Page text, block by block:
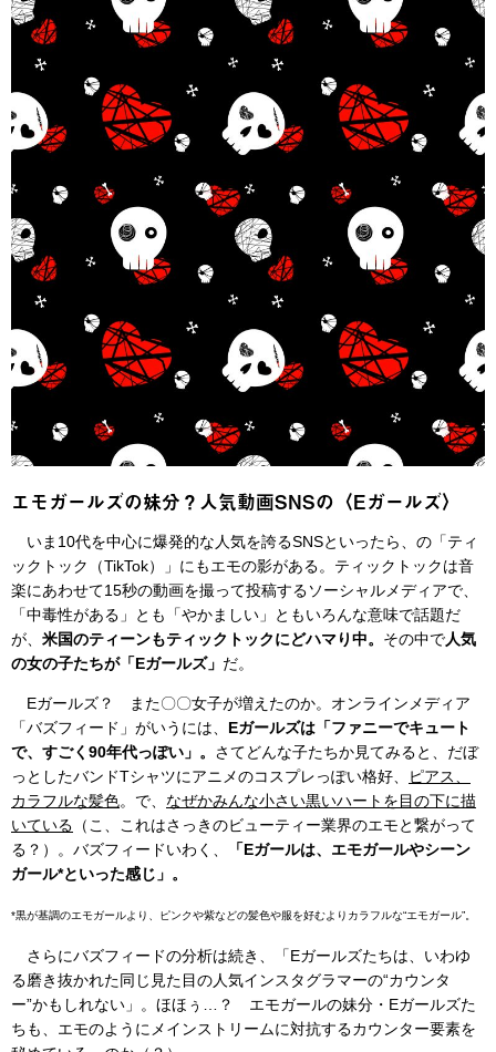
エモガールズの妹分？人気動画SNSの〈Eガールズ〉
いま10代を中心に爆発的な人気を誇るSNSといったら、の「ティ
ックトック（TikTok）」にもエモの影がある。ティックトックは音
楽にあわせて15秒の動画を撮って投稿するソーシャルメディアで、
「中毒性がある」とも「やかましい」ともいろんな意味で話題だ
が、 米国のティーンもティックトックにどハマり中。 その中で人気
の女の子たちが「Eガールズ」 だ。
Eガールズ？ また〇〇女子が増えたのか。オンラインメディア
「バズフィード」がいうには、 Eガールズは「ファニーでキュート
で、すごく90年代っぽい」。 さてどんな子たちか見てみると、だぼ
っとしたバンドTシャツにアニメのコスプレっぽい格好、
ピアス、
カラフルな髪色。で、 なぜかみんな小さい黒いハートを目の下に描
いている （こ、これはさっきのビューティー業界のエモと繋がって
る？）。バズフィードいわく、
「Eガールは、エモガールやシーン
ガール*といった感じ」。
*黒が基調のエモガールより、ピンクや紫などの髪色や服を好むよりカラフルな“エモガール”。
さらにバズフィードの分析は続き、「Eガールズたちは、いわゆ
る磨き抜かれた同じ見た目の人気インスタグラマーの“カウンタ
ー”かもしれない」。ほほぅ…？ エモガールの妹分・Eガールズた
ちも、エモのようにメインストリームに対抗するカウンター要素を